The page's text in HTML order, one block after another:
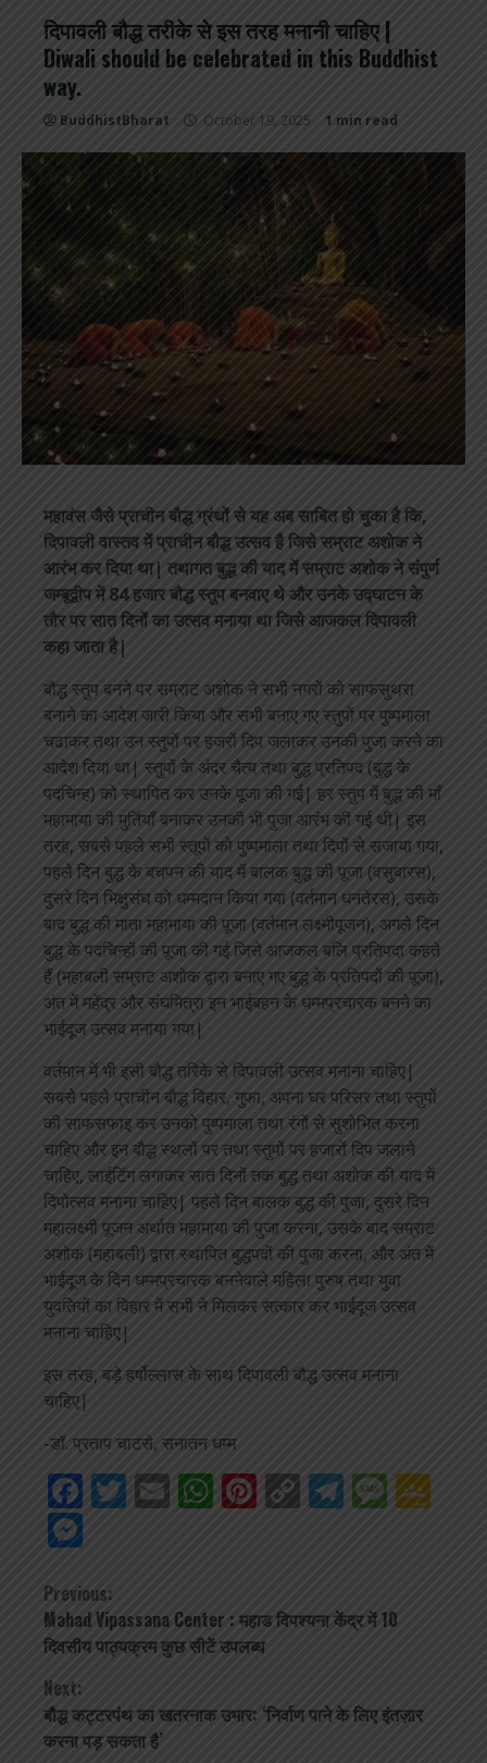
दिपावली बौद्ध तरीके से इस तरह मनानी चाहिए |
Diwali should be celebrated in this Buddhist
way.
BuddhistBharat October 19, 2025 1 min read
महावंस जैसे प्राचीन बौद्ध ग्रंथों से यह अब साबित हो चुका है कि,
दिपावली वास्तव में प्राचीन बौद्ध उत्सव है जिसे सम्राट अशोक ने
आरंभ कर दिया था| तथागत बुद्ध की याद में सम्राट अशोक ने संपुर्ण
जम्बूद्वीप में 84 हजार बौद्ध स्तुप बनवाए थे और उनके उद्घाटन के
तौर पर सात दिनों का उत्सव मनाया था जिसे आजकल दिपावली
कहा जाता है|
बौद्ध स्तुप बनने पर सम्राट अशोक ने सभी नगरों को साफसुथरा
बनाने का आदेश जारी किया और सभी बनाए गए स्तुपों पर पुष्पमाला
चढाकर तथा उन स्तुपों पर हजरों दिप जलाकर उनकी पुजा करने का
आदेश दिया था| स्तुपों के अंदर चैत्य तथा बुद्ध प्रतिपद (बुद्ध के
पदचिन्ह) को स्थापित कर उनके पूजा की गई| हर स्तुप में बुद्ध की माँ
महामाया की मुर्तियाँ बनाकर उनकी भी पुजा आरंभ की गई थी| इस
तरह, सबसे पहले सभी स्तूपों को पुष्पमाला तथा दिपों से सजाया गया,
पहले दिन बुद्ध के बचपन की याद में बालक बुद्ध की पूजा (वसुबारस),
दुसरे दिन भिक्षुसंघ को धम्मदान किया गया (वर्तमान धनतेरस), उसके
बाद बुद्ध की माता महामाया की पूजा (वर्तमान लक्ष्मीपूजन), अगले दिन
बुद्ध के पदचिन्हों की पूजा की गई जिसे आजकल बलि प्रतिपदा कहते
हैं (महाबली सम्राट अशोक द्वारा बनाए गए बुद्ध के प्रतिपदों की पूजा),
अंत में महेंद्र और संघमित्रा इन भाईबहन के धम्मप्रचारक बनने का
भाईदूज उत्सव मनाया गया|
वर्तमान में भी इसी बौद्ध तरिके से दिपावली उत्सव मनाना चाहिए|
सबसे पहले प्राचीन बौद्ध विहार, गुफा, अपना घर परिसर तथा स्तुपों
की साफसफाइ कर उनको पुष्पमाला तथा रंगों से सुशोभित करना
चाहिए और इन बौद्ध स्थलों पर तथा स्तुपों पर हजारों दिप जलाने
चाहिए, लाईटिंग लगाकर सात दिनों तक बुद्ध तथा अशोक की याद में
दिपोत्सव मनाना चाहिए| पहले दिन बालक बुद्ध की पुजा, दुसरे दिन
महालक्ष्मी पूजन अर्थात महामाया की पुजा करना, उसके बाद सम्राट
अशोक (महाबली) द्वारा स्थापित बुद्धपदों की पुजा करना, और अंत में
भाईदूज के दिन धम्मप्रचारक बननेवाले महिला पुरुष तथा युवा
युवतियों का विहार में सभी ने मिलकर सत्कार कर भाईदूज उत्सव
मनाना चाहिए|
इस तरह, बड़े हर्षोल्लास के साथ दिपावली बौद्ध उत्सव मनाना
चाहिए|
-डॉ. प्रताप चाटसे, सनातन धम्म
Facebook
Twitter
EmailWhatsApp
Pinterest
Copy
Continue
Reading
Previous:
Mahad Vipassana Center : महाड विपश्यना केंद्र में 10
दिवसीय पाठ्यक्रम कुछ सीटें उपलब्ध
Next:
बौद्ध कट्टरपंथ का खतरनाक उभार: ‘निर्वाण पाने के लिए इंतज़ार
करना पड़ सकता है’